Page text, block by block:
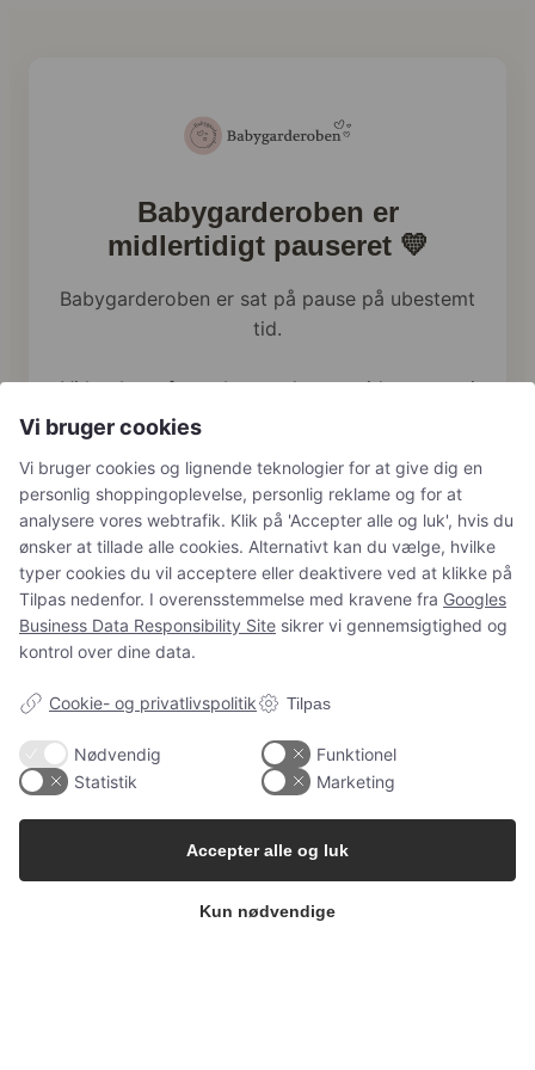
Babygarderoben er
midlertidigt pauseret 💛
Babygarderoben er sat på pause på ubestemt
tid.
Vi har brug for at bruge al vores tid og energi
på familien lige nu, og webshoppen holder
Har du tidligere bestilt hos os, håndterer vi
naturligvis stadig returneringer, reklamationer
og spørgsmål som normalt.
ms@babygarderoben.dk
Kærlige hilsner fra Mette fra Babygarderoben
Vi bruger cookies
Vi bruger cookies og lignende teknologier for at give dig en
personlig shoppingoplevelse, personlig reklame og for at
analysere vores webtrafik. Klik på 'Accepter alle og luk', hvis du
ønsker at tillade alle cookies. Alternativt kan du vælge, hvilke
typer cookies du vil acceptere eller deaktivere ved at klikke på
Tilpas nedenfor. I overensstemmelse med kravene fra Googles
Business Data Responsibility Site sikrer vi gennemsigtighed og
kontrol over dine data.
Cookie- og privatlivspolitik Tilpas
Nødvendig
Funktionel
Statistik
Marketing
Kun nødvendige
Accepter alle og luk